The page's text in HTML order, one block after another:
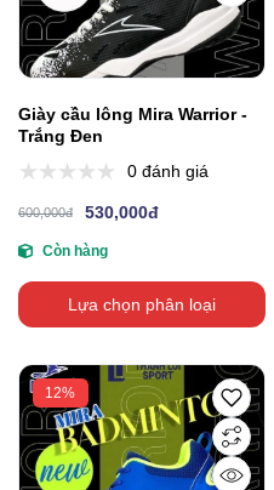
Giày cầu lông Mira Warrior -
Trắng Đen
0 đánh giá
600,000đ 530,000đ
Còn hàng
Lựa chọn phân loại
12%